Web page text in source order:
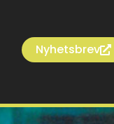
Nyhetsbrev